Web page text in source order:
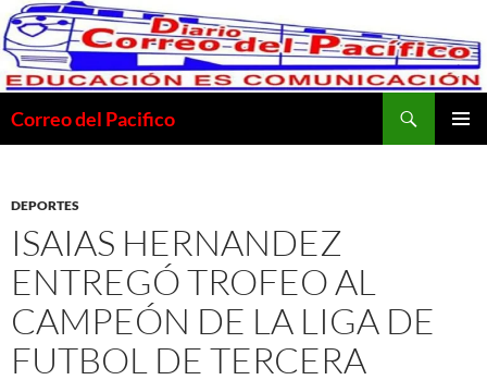
Saltar
al
contenido
Correo del Pacifico
DEPORTES
ISAIAS HERNANDEZ
ENTREGÓ TROFEO AL
CAMPEÓN DE LA LIGA DE
FUTBOL DE TERCERA